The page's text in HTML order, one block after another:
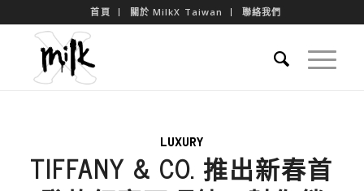
首頁 關於 MilkX Taiwan 聯絡我們
LUXURY
TIFFANY & CO. 推出新春首